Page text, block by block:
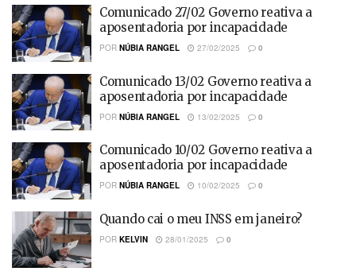
Comunicado 27/02 Governo reativa a
aposentadoria por incapacidade
POR NÚBIA RANGEL 27/02/2025 0
Comunicado 13/02 Governo reativa a
aposentadoria por incapacidade
POR NÚBIA RANGEL 13/02/2025 0
Comunicado 10/02 Governo reativa a
aposentadoria por incapacidade
POR NÚBIA RANGEL 10/02/2025 0
Quando cai o meu INSS em janeiro?
POR KELVIN 28/01/2025 0